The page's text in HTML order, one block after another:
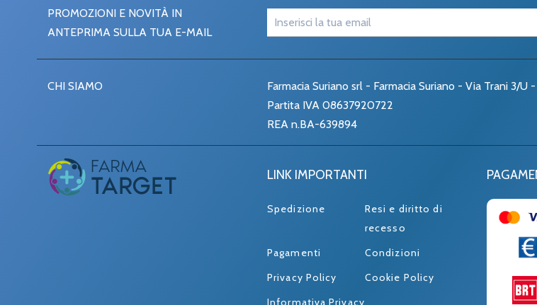
PROMOZIONI E NOVITÀ IN
ANTEPRIMA SULLA TUA E-MAIL
CHI SIAMO
Farmacia Suriano srl - Farmacia Suriano - Via Trani 3/U
Partita IVA 08637920722
REA n.BA-639894
LINK IMPORTANTI
Spedizione
Resi e diritto di
recesso
Pagamenti
Condizioni
Privacy Policy
Cookie Policy
Informativa Privacy